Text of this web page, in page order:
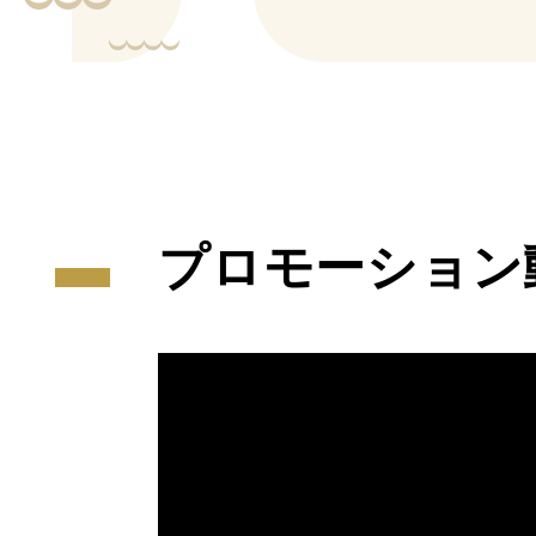
プロモーション